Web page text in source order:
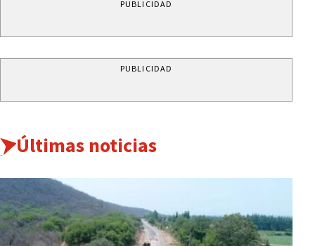
PUBLICIDAD
PUBLICIDAD
Últimas noticias